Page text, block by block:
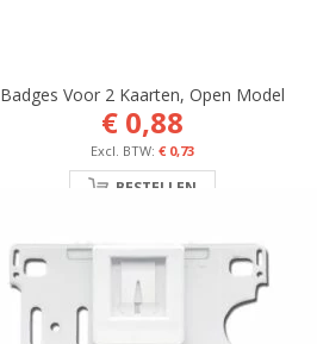
Badges Voor 2 Kaarten, Open Model
€ 0,88
€ 0,73
BESTELLEN